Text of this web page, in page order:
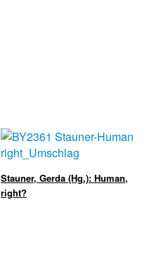
Stauner, Gerda (Hg.): Human,
right?